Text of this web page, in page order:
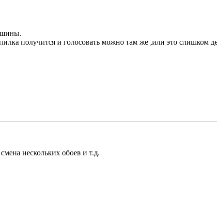
получится и голосовать можно там же ,или это слишком
нескольких обоев и т.д.